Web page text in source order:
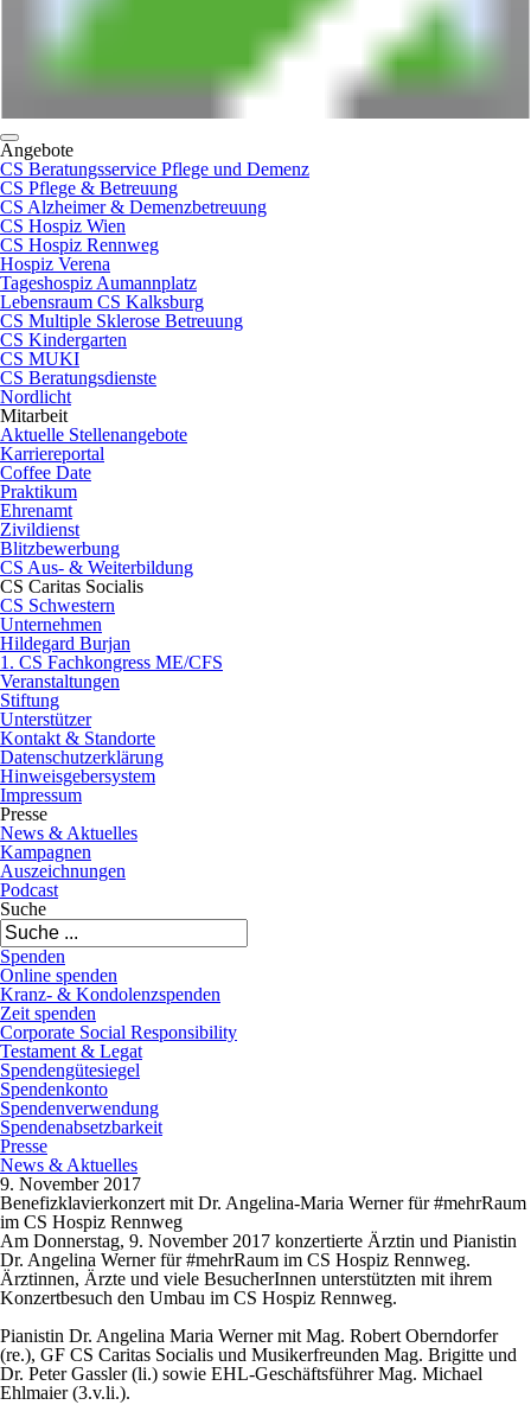
Angebote
CS Beratungsservice Pflege und Demenz
CS Pflege & Betreuung
CS Alzheimer & Demenzbetreuung
CS Hospiz Wien
CS Hospiz Rennweg
Hospiz Verena
Tageshospiz Aumannplatz
Lebensraum CS Kalksburg
CS Multiple Sklerose Betreuung
CS Kindergarten
CS MUKI
CS Beratungsdienste
Nordlicht
Mitarbeit
Aktuelle Stellenangebote
Karriereportal
Coffee Date
Praktikum
Ehrenamt
Zivildienst
Blitzbewerbung
CS Aus- & Weiterbildung
CS Caritas Socialis
CS Schwestern
Unternehmen
Hildegard Burjan
1. CS Fachkongress ME/CFS
Veranstaltungen
Stiftung
Unterstützer
Kontakt & Standorte
Datenschutzerklärung
Hinweisgebersystem
Impressum
Presse
News & Aktuelles
Kampagnen
Auszeichnungen
Podcast
Suche
Spenden
Online spenden
Kranz- & Kondolenzspenden
Zeit spenden
Corporate Social Responsibility
Testament & Legat
Spendengütesiegel
Spendenkonto
Spendenverwendung
Spendenabsetzbarkeit
Presse
News & Aktuelles
9. November 2017
Benefizklavierkonzert mit Dr. Angelina-Maria Werner für #mehrRaum
im CS Hospiz Rennweg
Am Donnerstag, 9. November 2017 konzertierte Ärztin und Pianistin
Dr. Angelina Werner für #mehrRaum im CS Hospiz Rennweg.
Ärztinnen, Ärzte und viele BesucherInnen unterstützten mit ihrem
Konzertbesuch den Umbau im CS Hospiz Rennweg.
Pianistin Dr. Angelina Maria Werner mit Mag. Robert Oberndorfer
(re.), GF CS Caritas Socialis und Musikerfreunden Mag. Brigitte und
Dr. Peter Gassler (li.) sowie EHL-Geschäftsführer Mag. Michael
Ehlmaier (3.v.li.).